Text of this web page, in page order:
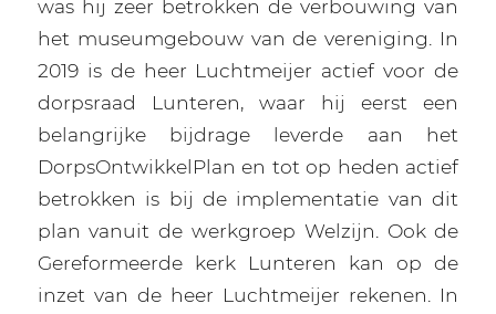
was hij zeer betrokken de verbouwing van
het museumgebouw van de vereniging. In
2019 is de heer Luchtmeijer actief voor de
dorpsraad Lunteren, waar hij eerst een
belangrijke bijdrage leverde aan het
DorpsOntwikkelPlan en tot op heden actief
betrokken is bij de implementatie van dit
plan vanuit de werkgroep Welzijn. Ook de
Gereformeerde kerk Lunteren kan op de
inzet van de heer Luchtmeijer rekenen. In